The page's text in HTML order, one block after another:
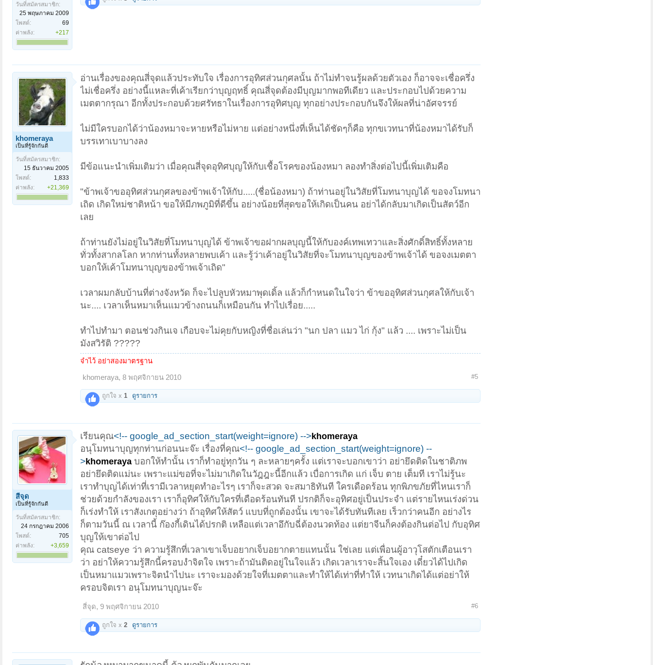
วันที่สมัครสมาชิก:
25 พฤษภาคม 2009
โพสต์:
69
ค่าพลัง:
+217
khomeraya
เป็นที่รู้จักกันดี
วันที่สมัครสมาชิก:
15 ธันวาคม 2005
โพสต์:
1,833
ค่าพลัง:
+21,369
อ่านเรื่องของคุณสี่จุดแล้วประทับใจ เรื่องการอุทิศส่วนกุศลนั้น ถ้าไม่ทำจนรู้ผลด้วยตัวเอง ก็อาจจะเชื่อครึ่ง
ไม่เชื่อครึ่ง อย่างนี้แหละที่เค้าเรียกว่าบุญฤทธิ์ คุณสี่จุดต้องมีบุญมากพอทีเดียว และประกอบไปด้วยความ
เมตตากรุณา อีกทั้งประกอบด้วยศรัทธาในเรื่องการอุทิศบุญ ทุกอย่างประกอบกันจึงให้ผลที่น่าอัศจรรย์
ไม่มีใครบอกได้ว่าน้องหมาจะหายหรือไม่หาย แต่อย่างหนึ่งที่เห็นได้ชัดๆก็คือ ทุกขเวทนาที่น้องหมาได้รับก็
บรรเทาเบาบางลง
มีข้อแนะนำเพิ่มเติมว่า เมื่อคุณสี่จุดอุทิศบุญให้กับเชื้อโรคของน้องหมา ลองทำสิ่งต่อไปนี้เพิ่มเติมคือ
"ข้าพเจ้าขออุทิศส่วนกุศลของข้าพเจ้าให้กับ.....(ชื่อน้องหมา) ถ้าท่านอยู่ในวิสัยที่โมทนาบุญได้ ขอจงโมทนา
เถิด เกิดใหม่ชาติหน้า ขอให้มีภพภูมิที่ดีขึ้น อย่างน้อยที่สุดขอให้เกิดเป็นคน อย่าได้กลับมาเกิดเป็นสัตว์อีก
เลย
ถ้าท่านยังไม่อยู่ในวิสัยที่โมทนาบุญได้ ข้าพเจ้าขอฝากผลบุญนี้ให้กับองค์เทพเทวาและสิ่งศักดิ์สิทธิ์ทั้งหลาย
ทั่วทั้งสากลโลก หากท่านทั้งหลายพบเค้า และรู้ว่าเค้าอยู่ในวิสัยที่จะโมทนาบุญของข้าพเจ้าได้ ขอจงเมตตา
บอกให้เค้าโมทนาบุญของข้าพเจ้าเถิด"
เวลาผมกลับบ้านที่ต่างจังหวัด ก็จะไปลูบหัวหมาพุดเดิ้ล แล้วก็กำหนดในใจว่า ข้าขออุทิศส่วนกุศลให้กับเจ้า
นะ.... เวลาเห็นหมาเห็นแมวข้างถนนก็เหมือนกัน ทำไปเรื่อย.....
ทำไปทำมา ตอนช่วงกินเจ เกือบจะไม่คุยกับหญิงที่ชื่อเล่นว่า "นก ปลา แมว ไก่ กุ้ง" แล้ว .... เพราะไม่เป็น
มังสวิรัติ ?????
จำไว้ อย่าสองมาตรฐาน
khomeraya, 8 พฤศจิกายน 2010 #5
ถูกใจ x 1 ดูรายการ
สี่จุด
เป็นที่รู้จักกันดี
วันที่สมัครสมาชิก:
24 กรกฎาคม 2006
โพสต์:
705
ค่าพลัง:
+3,659
เรียนคุณ<!-- google_ad_section_start(weight=ignore) -->khomeraya
อนุโมทนาบุญทุกท่านก่อนนะจ๊ะ เรื่องที่คุณ<!-- google_ad_section_start(weight=ignore) --
>khomeraya บอกให้ทำนั้น เราก็ทำอยู่ทุกวัน ๆ ละหลายๆครั้ง แต่เราจะบอกเขาว่า อย่ายึดติดในชาติภพ
อย่ายึดติดแม่นะ เพราะแม่ขอที่จะไม่มาเกิดในวัฎฎะนี้อีกแล้ว เบื่อการเกิด แก่ เจ็บ ตาย เต็มที เราไม่รู้นะ
เราทำบุญได้เท่าที่เรามีเวลาหยุดทำอะไรๆ เราก็จะสวด จะสมาธิทันที ใครเดือดร้อน ทุกพิภขภัยที่ไหนเราก็
ช่วยด้วยกำลังของเรา เราก็อุทิศให้กับใครที่เดือดร้อนทันที ปรกติก็จะอุทิศอยู่เป็นประจำ แต่รายไหนเร่งด่วน
ก็เร่งทำให้ เราสังเกตุอย่างว่า ถ้าอุทิศให้สัตว์ แบบที่ถูกต้องนั้น เขาจะได้รับทันทีเลย เร็วกว่าคนอีก อย่างไร
ก็ตามวันนี้ ณ เวลานี้ ก๊องกี้เดินได้ปรกติ เหลือแต่เวลาอึกับฉี่ต้องนวดท้อง แต่ยาจีนก็คงต้องกินต่อไป กับอุทิศ
บุญให้เขาต่อไป
คุณ catseye ว่า ความรู้สึกที่เวลาเขาเจ็บอยากเจ็บอยากตายแทนนั้น ใช่เลย แต่เพื่อนผู้อาวุโสตักเตือนเรา
ว่า อย่าให้ความรู้สึกนี้ครอบงำจิตใจ เพราะถ้ามันติดอยู่ในใจแล้ว เกิดเวลาเราจะสิ้นใจเอง เดี๋ยวได้ไปเกิด
เป็นหมาแมวเพราะจิตนำไปนะ เราจะมองด้วยใจที่เมตตาและทำให้ได้เท่าที่ทำให้ เวทนาเกิดได้แต่อย่าให้
ครอบจิตเรา อนุโมทนาบุญนะจ๊ะ
สี่จุด, 9 พฤศจิกายน 2010 #6
ถูกใจ x 2 ดูรายการ